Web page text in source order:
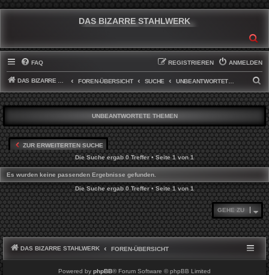
DAS BIZARRE STAHLWERK
FAQ ANMELDEN
REGISTRIEREN
DAS BIZARRE STAHLWERK FOREN-ÜBERSICHT SUCHE
U
C
H
E
UNBEANTWORTETE THEMEN
ZUR ERWEITERTEN SUCHE
Die Suche ergab 0 Treffer • Seite1von1
Es wurden keine passenden Ergebnisse gefunden.
Die Suche ergab 0 Treffer • Seite1von1
GEHE ZU
DAS BIZARRE STAHLWERK FOREN-ÜBERSICHT
Powered by phpBB® Forum Software © phpBB Limited